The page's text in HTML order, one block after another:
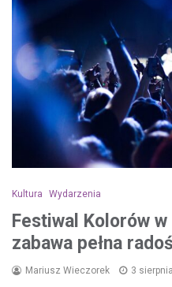
Kultura Wydarzenia
Festiwal Kolorów w
zabawa pełna
Mariusz Wieczorek 3